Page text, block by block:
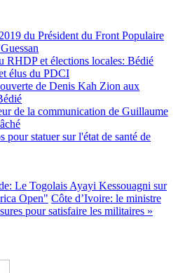
du Président du Front Populaire
RHDP et élections locales: Bédié
élus du PDCI
de Denis Kah Zion aux
de la communication de Guillaume
pour statuer sur l'état de santé de
Le Togolais Ayayi Kessouagni sur
Open" Côte d’Ivoire: le ministre
pour satisfaire les militaires »